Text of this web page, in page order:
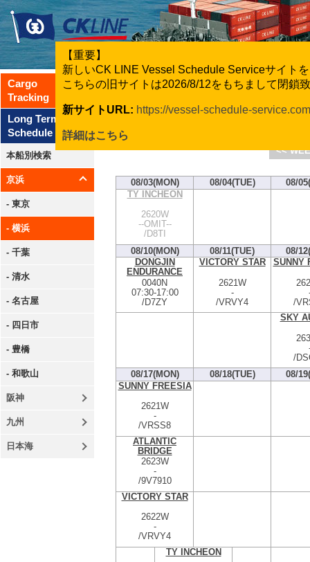
【重要】
新しいCK LINE Vessel Schedule Serviceサイト
こちらの旧サイトは2026/8/12をもちまして閉鎖
新サイトURL: https://vessel-schedule-
詳細はこちら
Cargo
Tracking
Long Term
Schedule
本船別検索
京浜
- 東京
- 横浜
- 千葉
- 清水
- 名古屋
- 四日市
- 豊橋
- 和歌山
阪神
九州
日本海
CK
<<
08/03(MON) 08/04(TUE)
08/
TY INCHEON
2620W
--OMIT--
/D8TI
08/10(MON)
08/11(TUE)
08/
DONGJIN
ENDURANCE
0040N
07:30-17:00
/D7ZY
VICTORY STAR
2621W
-
/VRVY4
SUNNY
/
SKY
/
08/17(MON)
08/18(TUE)
08/
SUNNY FREESIA
2621W
-
/VRSS8
ATLANTIC
BRIDGE
2623W
-
/9V7910
VICTORY STAR
2622W
-
/VRVY4
TY INCHEON